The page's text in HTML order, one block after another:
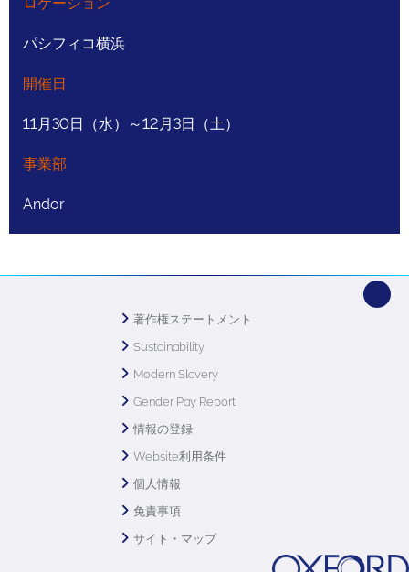
パシフィコ横浜
開催日
11月30日（水）～12月3日（土）
事業部
Andor
著作権ステートメント
Sustainability
Modern Slavery
Gender Pay Report
情報の登録
Website利用条件
個人情報
免責事項
サイト・マップ